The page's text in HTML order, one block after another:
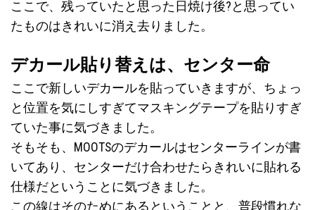
ここで、残っていたと思った日焼け後?と思ってい
たものはきれいに消え去りました。
デカール貼り替えは、センター命
ここで新しいデカールを貼っていきますが、ちょっ
と位置を気にしすぎてマスキングテープを貼りすぎ
ていた事に気づきました。
そもそも、MOOTSのデカールはセンターラインが書
いてあり、センターだけ合わせたらきれいに貼れる
仕様だということに気づきました。
この線はそのためにあるということと、普段慣れな